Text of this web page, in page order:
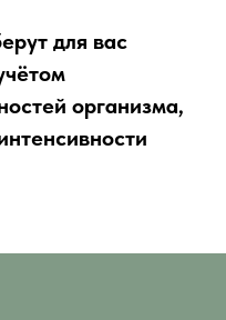
для вас
организма,